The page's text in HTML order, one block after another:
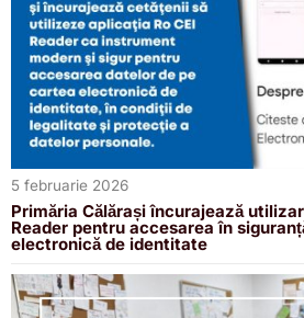
5 februarie 2026
Primăria Călărași încurajează
Reader pentru accesarea în
electronică de identitate